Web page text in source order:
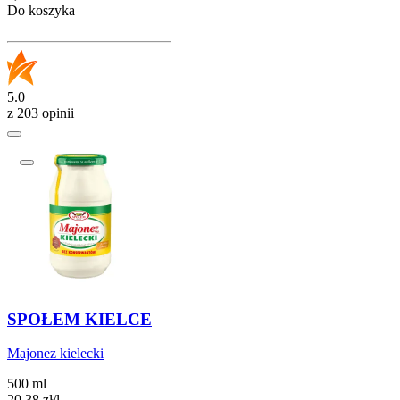
Do koszyka
5.0
z 203 opinii
SPOŁEM KIELCE
Majonez kielecki
500 ml